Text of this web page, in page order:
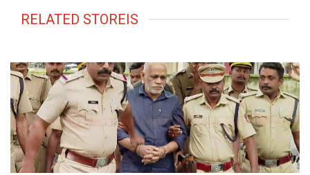
RELATED STOREIS